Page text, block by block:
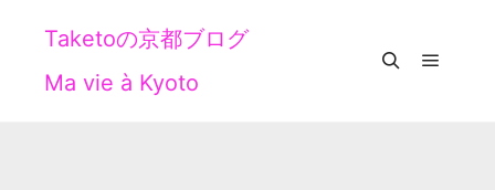
Taketoの京都ブログ
Ma vie à Kyoto